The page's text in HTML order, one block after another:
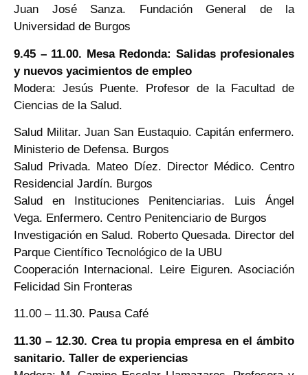
Juan José Sanza. Fundación General de la
Universidad de Burgos
9.45 – 11.00. Mesa Redonda: Salidas profesionales
y nuevos yacimientos de empleo
Modera: Jesús Puente. Profesor de la Facultad de
Ciencias de la Salud.
Salud Militar. Juan San Eustaquio. Capitán enfermero.
Ministerio de Defensa. Burgos
Salud Privada. Mateo Díez. Director Médico. Centro
Residencial Jardín. Burgos
Salud en Instituciones Penitenciarias. Luis Ángel
Vega. Enfermero. Centro Penitenciario de Burgos
Investigación en Salud. Roberto Quesada. Director del
Parque Científico Tecnológico de la UBU
Cooperación Internacional. Leire Eiguren. Asociación
Felicidad Sin Fronteras
11.00 – 11.30. Pausa Café
11.30 – 12.30. Crea tu propia empresa en el ámbito
sanitario. Taller de experiencias